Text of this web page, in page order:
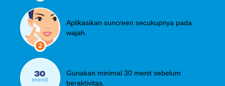
2
Aplikasikan suncreen secukupnya pada
wajah.
Gunakan minimal 30 menit sebelum
beraktivitas.